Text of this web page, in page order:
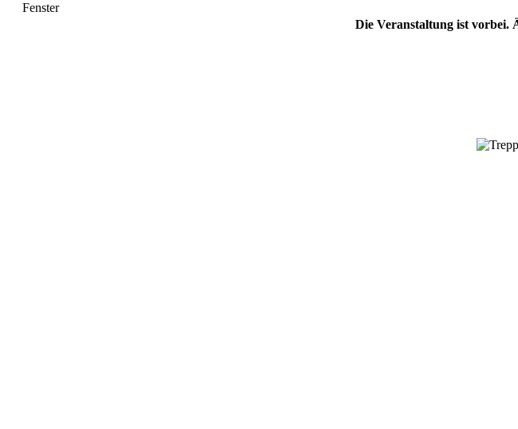
Fenster
Die Veranstaltung ist vorbei.